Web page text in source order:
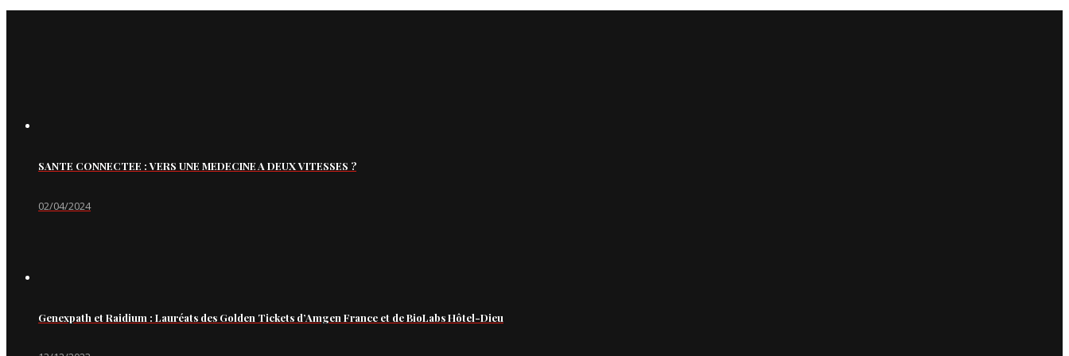
SANTE CONNECTEE : VERS UNE MEDECINE A DEUX VITESSES ?
02/04/2024
Genexpath et Raidium : Lauréats des Golden Tickets d’Amgen France et de BioLabs Hôtel-Dieu